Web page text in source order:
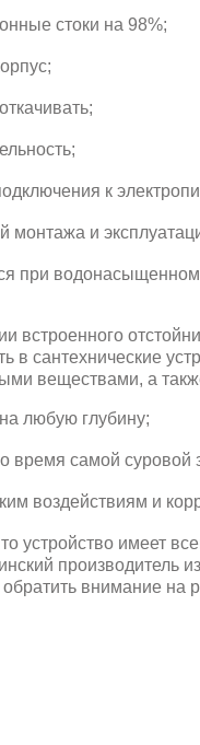
стоки на 98%;
к
монтажа и
при
встроенного
в сантехнические
веществами, а
любую глубину;
время самой
воздействиям и
устройство имеет
производитель
внимание на